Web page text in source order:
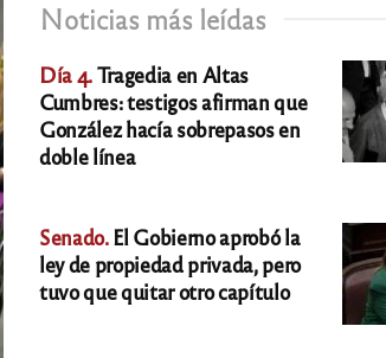
Noticias más leídas
Día 4.Tragedia en Altas
Cumbres: testigos afirman que
González hacía sobrepasos en
doble línea
Senado.El Gobierno aprobó la
ley de propiedad privada, pero
tuvo que quitar otro capítulo